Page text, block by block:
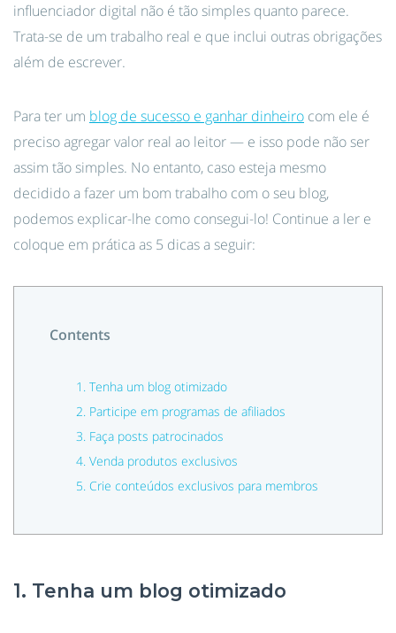
influenciador digital não é tão simples quanto parece.
Trata-se de um trabalho real e que inclui outras obrigações
além de escrever.
Para ter um blog de sucesso e ganhar dinheiro com ele é
preciso agregar valor real ao leitor — e isso pode não ser
assim tão simples. No entanto, caso esteja mesmo
decidido a fazer um bom trabalho com o seu blog,
podemos explicar-lhe como consegui-lo! Continue a ler e
coloque em prática as 5 dicas a seguir:
Contents
1. Tenha um blog otimizado
2. Participe em programas de afiliados
3. Faça posts patrocinados
4. Venda produtos exclusivos
5. Crie conteúdos exclusivos para membros
1. Tenha um blog otimizado